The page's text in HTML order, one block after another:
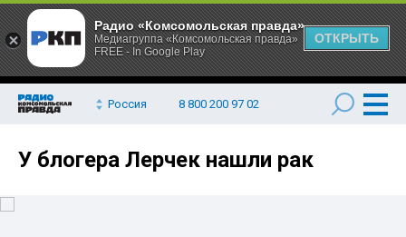
Россия 8 800 200 97 02
У блогера Лерчек нашли рак
Радио «Комсомольская правда»
Медиагруппа «Комсомольская правда»
FREE - In Google Play
ОТКРЫТЬ